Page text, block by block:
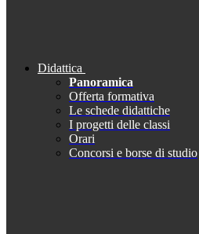
Didattica
Panoramica
Offerta formativa
Le schede didattiche
I progetti delle classi
Orari
Concorsi e borse di studio